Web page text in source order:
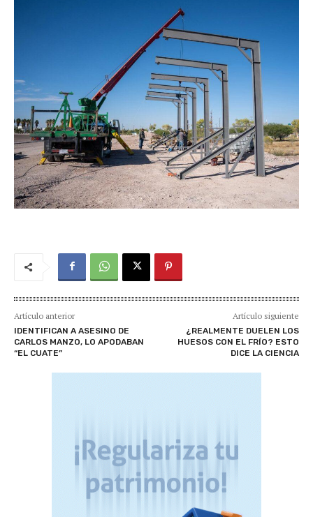
Artículo anterior
IDENTIFICAN A ASESINO DE
CARLOS MANZO, LO APODABAN
“EL CUATE”
Artículo siguiente
¿REALMENTE DUELEN LOS
HUESOS CON EL FRÍO? ESTO
DICE LA CIENCIA